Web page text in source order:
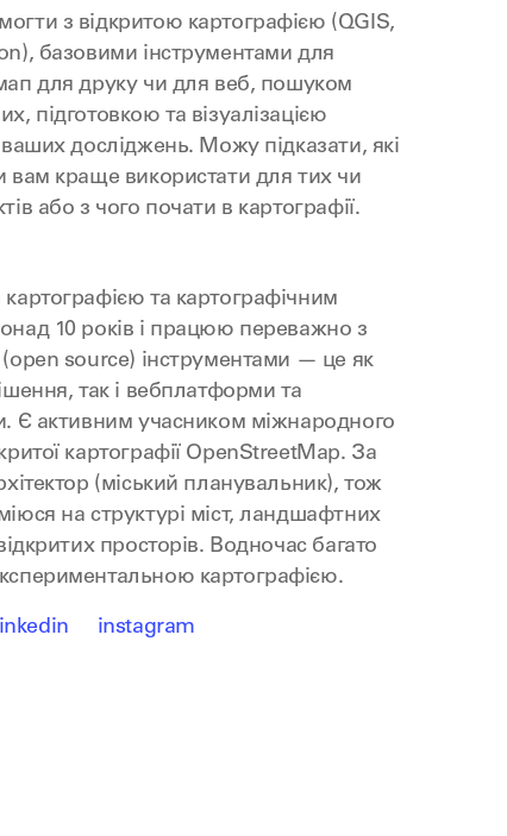
з відкритою картографією (QGIS,
базовими інструментами для
для друку чи для веб, пошуком
підготовкою та візуалізацією
ваших досліджень. Можу підказати, які
вам краще використати для тих чи
або з чого почати в картографії.
та картографічним
10 років і працюю переважно з
(open source) інструментами — це як
так і вебплатформи та
Є активним учасником міжнародного
картографії OpenStreetMap. За
(міський планувальник), тож
на структурі міст, ландшафтних
просторів. Водночас багато
картографією.
instagram